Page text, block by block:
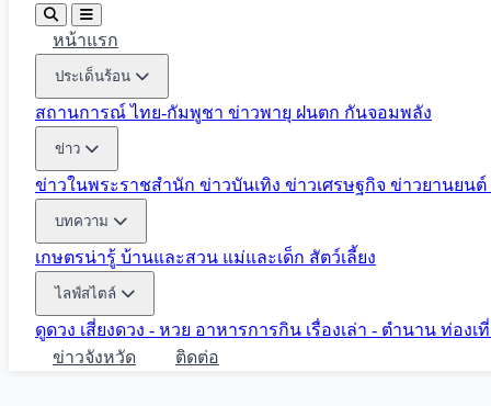
หน้าแรก
ประเด็นร้อน
สถานการณ์ ไทย-กัมพูชา ข่าวพายุ ฝนตก กันจอมพลัง
ข่าว
ข่าวในพระราชสำนัก ข่าวบันเทิง ข่าวเศรษฐกิจ ข่าวยานยนต์
บทความ
เกษตรน่ารู้ บ้านและสวน แม่และเด็ก สัตว์เลี้ยง
ไลฟ์สไตล์
ดูดวง เสี่ยงดวง - หวย อาหารการกิน เรื่องเล่า - ตำนาน ท่องเ
ข่าวจังหวัด
ติดต่อ